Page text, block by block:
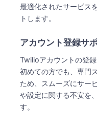
最適化されたサービス
トします。
アカウント登録サ
Twilioアカウントの登
初めての方でも、専門
ため、スムーズにサー
や設定に関する不安を
す。